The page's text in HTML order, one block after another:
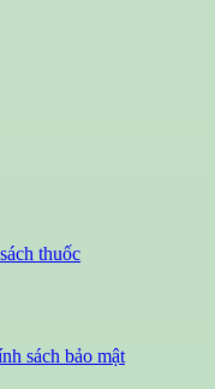
thuốc
sách bảo mật